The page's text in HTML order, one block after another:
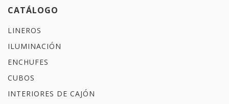
CATÁLOGO
LINEROS
ILUMINACIÓN
ENCHUFES
CUBOS
INTERIORES DE CAJÓN